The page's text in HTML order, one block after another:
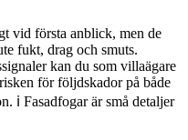
vid första anblick, men de
fukt, drag och smuts.
kan du som villaägare
för följdskador på både
ℹ️ Fasadfogar är små detaljer